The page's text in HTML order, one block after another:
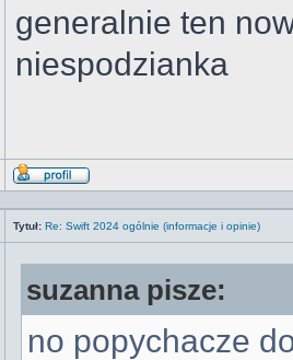
generalnie ten
niespodzianka
Wyświetl
Tytuł: Re: Swift 2024 ogólnie (informacje i opinie)
suzanna pisze:
no popychacze